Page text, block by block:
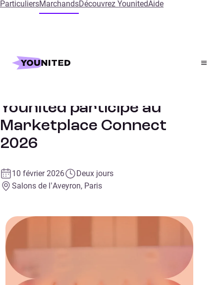
ParticuliersMarchandsDécouvrez YounitedAide
Accueil Events
Younited participe au
Marketplace Connect
2026
10 février 2026
Deux jours
Salons de l’Aveyron, Paris